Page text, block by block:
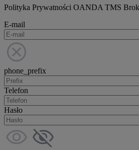
Polityka Prywatności OANDA TMS
E-mail
phone_prefix
Telefon
Hasło